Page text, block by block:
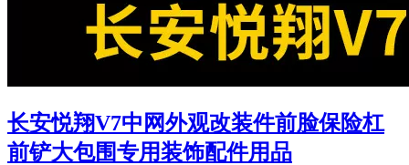
长安悦翔V7中网外观改装件前脸保险杠
前铲大包围专用装饰配件用品